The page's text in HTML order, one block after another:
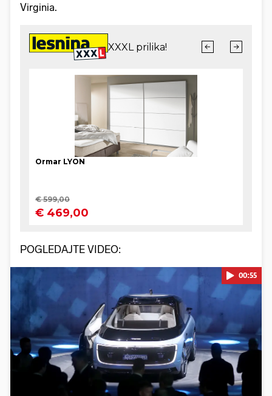
Virginia.
POGLEDAJTE VIDEO:
Pokretanje videa...
00:55